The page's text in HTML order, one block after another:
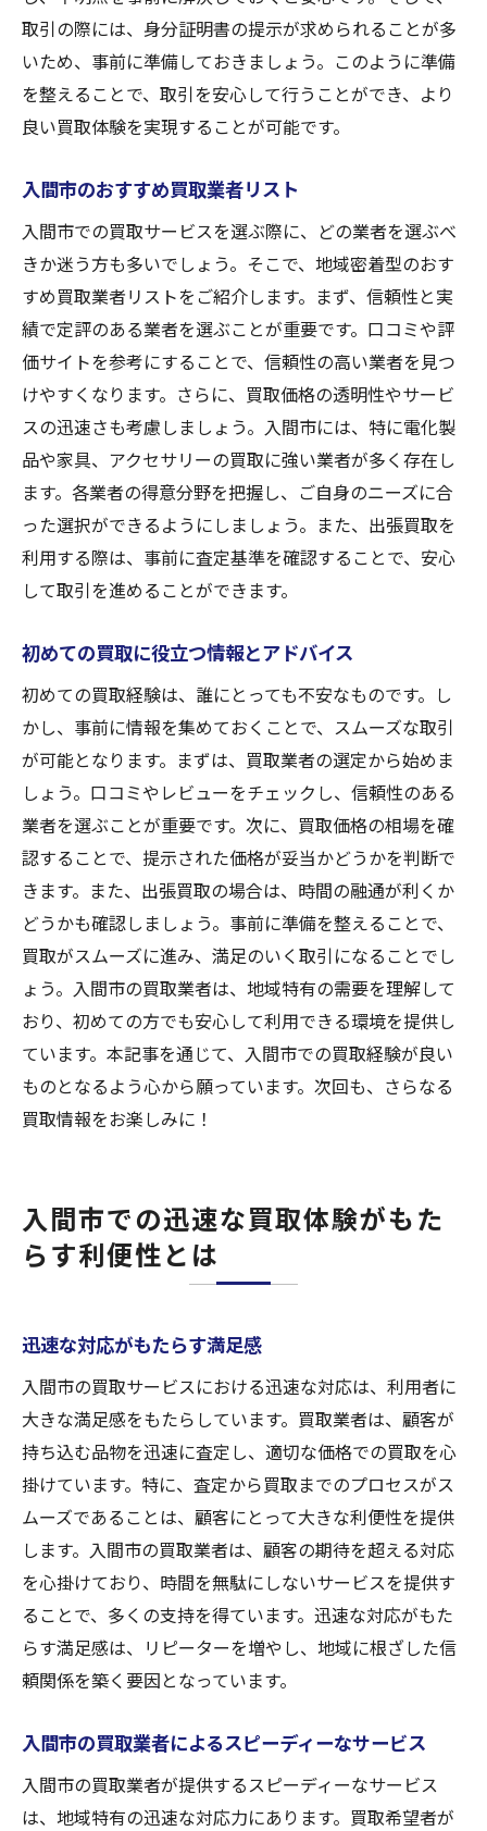
取引の際には、身分証明書の提示が求められることが多
いため、事前に準備しておきましょう。このように準備
を整えることで、取引を安心して行うことができ、より
良い買取体験を実現することが可能です。
入間市のおすすめ買取業者リスト
入間市での買取サービスを選ぶ際に、どの業者を選ぶべ
きか迷う方も多いでしょう。そこで、地域密着型のおす
すめ買取業者リストをご紹介します。まず、信頼性と実
績で定評のある業者を選ぶことが重要です。口コミや評
価サイトを参考にすることで、信頼性の高い業者を見つ
けやすくなります。さらに、買取価格の透明性やサービ
スの迅速さも考慮しましょう。入間市には、特に電化製
品や家具、アクセサリーの買取に強い業者が多く存在し
ます。各業者の得意分野を把握し、ご自身のニーズに合
った選択ができるようにしましょう。また、出張買取を
利用する際は、事前に査定基準を確認することで、安心
して取引を進めることができます。
初めての買取に役立つ情報とアドバイス
初めての買取経験は、誰にとっても不安なものです。し
かし、事前に情報を集めておくことで、スムーズな取引
が可能となります。まずは、買取業者の選定から始めま
しょう。口コミやレビューをチェックし、信頼性のある
業者を選ぶことが重要です。次に、買取価格の相場を確
認することで、提示された価格が妥当かどうかを判断で
きます。また、出張買取の場合は、時間の融通が利くか
どうかも確認しましょう。事前に準備を整えることで、
買取がスムーズに進み、満足のいく取引になることでし
ょう。入間市の買取業者は、地域特有の需要を理解して
おり、初めての方でも安心して利用できる環境を提供し
ています。本記事を通じて、入間市での買取経験が良い
ものとなるよう心から願っています。次回も、さらなる
買取情報をお楽しみに！
入間市での迅速な買取体験がもた
らす利便性とは
迅速な対応がもたらす満足感
入間市の買取サービスにおける迅速な対応は、利用者に
大きな満足感をもたらしています。買取業者は、顧客が
持ち込む品物を迅速に査定し、適切な価格での買取を心
掛けています。特に、査定から買取までのプロセスがス
ムーズであることは、顧客にとって大きな利便性を提供
します。入間市の買取業者は、顧客の期待を超える対応
を心掛けており、時間を無駄にしないサービスを提供す
ることで、多くの支持を得ています。迅速な対応がもた
らす満足感は、リピーターを増やし、地域に根ざした信
頼関係を築く要因となっています。
入間市の買取業者によるスピーディーなサービス
入間市の買取業者が提供するスピーディーなサービス
は、地域特有の迅速な対応力にあります。買取希望者が